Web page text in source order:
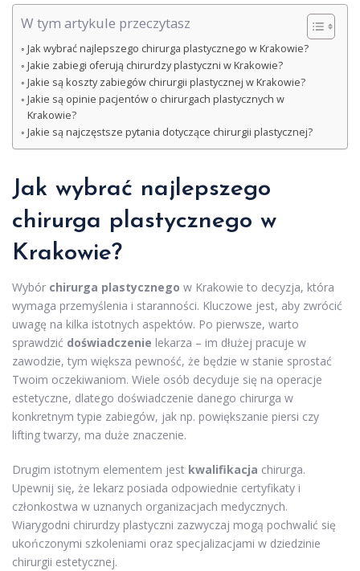
W tym artykule przeczytasz
Jak wybrać najlepszego chirurga plastycznego w Krakowie?
Jakie zabiegi oferują chirurdzy plastyczni w Krakowie?
Jakie są koszty zabiegów chirurgii plastycznej w Krakowie?
Jakie są opinie pacjentów o chirurgach plastycznych w
Krakowie?
Jakie są najczęstsze pytania dotyczące chirurgii plastycznej?
Jak wybrać najlepszego
chirurga plastycznego w
Krakowie?
Wybór chirurga plastycznego w Krakowie to decyzja, która
wymaga przemyślenia i staranności. Kluczowe jest, aby zwrócić
uwagę na kilka istotnych aspektów. Po pierwsze, warto
sprawdzić doświadczenie lekarza – im dłużej pracuje w
zawodzie, tym większa pewność, że będzie w stanie sprostać
Twoim oczekiwaniom. Wiele osób decyduje się na operacje
estetyczne, dlatego doświadczenie danego chirurga w
konkretnym typie zabiegów, jak np. powiększanie piersi czy
lifting twarzy, ma duże znaczenie.
Drugim istotnym elementem jest kwalifikacja chirurga.
Upewnij się, że lekarz posiada odpowiednie certyfikaty i
członkostwa w uznanych organizacjach medycznych.
Wiarygodni chirurdzy plastyczni zazwyczaj mogą pochwalić się
ukończonymi szkoleniami oraz specjalizacjami w dziedzinie
chirurgii estetycznej.